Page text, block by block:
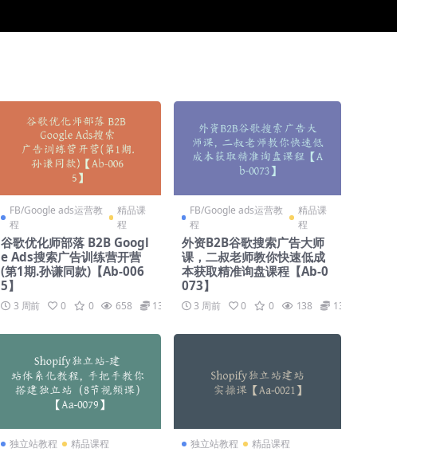
FB/Google ads运营教
程
精品课
程
谷歌优化师部落 B2B Googl
e Ads搜索广告训练营开营
(第1期.孙谦同款)【Ab-006
5】
3 周前 0 0 658 139
FB/Google ads运营教
程
精品课
程
外资B2B谷歌搜索广告大师
课，二叔老师教你快速低成
本获取精准询盘课程【Ab-0
073】
3 周前 0 0 138 139.9
独立站教程 精品课程 独立站教程 精品课程